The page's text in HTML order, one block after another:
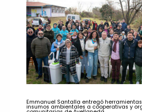
Emmanuel Santalla entregó
insumos ambientales a cooperativas y